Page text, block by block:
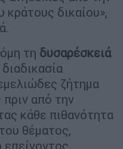
τηδυσαρέσκειά
ζήτημα
από την
κάθε πιθανότητα
θέματος,
επείγοντος
την άποψή μας,
».